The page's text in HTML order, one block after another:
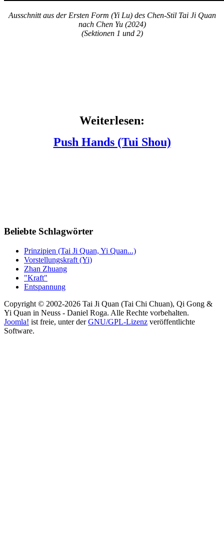
Ausschnitt aus der Ersten Form (Yi Lu) des Chen-Stil Tai Ji Quan
nach Chen Yu (2024)
(Sektionen 1 und 2)
Weiterlesen:
Push Hands (Tui Shou)
Beliebte Schlagwörter
Prinzipien (Tai Ji Quan, Yi Quan...)
Vorstellungskraft (Yi)
Zhan Zhuang
"Kraft"
Entspannung
Copyright © 2002-2026 Tai Ji Quan (Tai Chi Chuan), Qi Gong &
Yi Quan in Neuss - Daniel Roga. Alle Rechte vorbehalten.
Joomla! ist freie, unter derGNU/GPL-Lizenz veröffentlichte
Software.